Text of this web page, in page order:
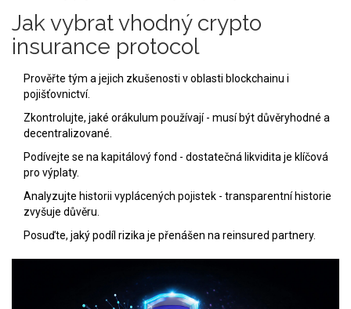
Jak vybrat vhodný crypto
insurance protocol
Prověřte tým a jejich zkušenosti v oblasti blockchainu i
pojišťovnictví.
Zkontrolujte, jaké orákulum používají - musí být důvěryhodné a
decentralizované.
Podívejte se na kapitálový fond - dostatečná likvidita je klíčová
pro výplaty.
Analyzujte historii vyplácených pojistek - transparentní historie
zvyšuje důvěru.
Posuďte, jaký podíl rizika je přenášen na reinsured partnery.